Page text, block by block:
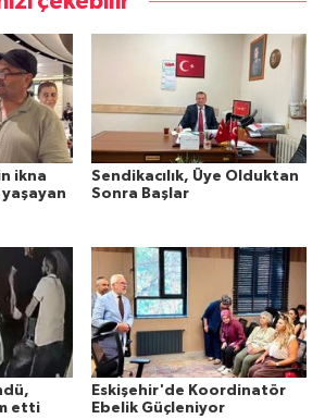
ikna
Sendikacılık, Üye Olduktan
Sonra Başlar
etti
Eskişehir'de Koordinatör
Ebelik Güçleniyor